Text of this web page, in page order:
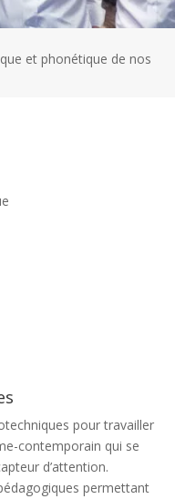
et phonétique de nos
pour travailler
contemporain qui se
d’attention.
permettant